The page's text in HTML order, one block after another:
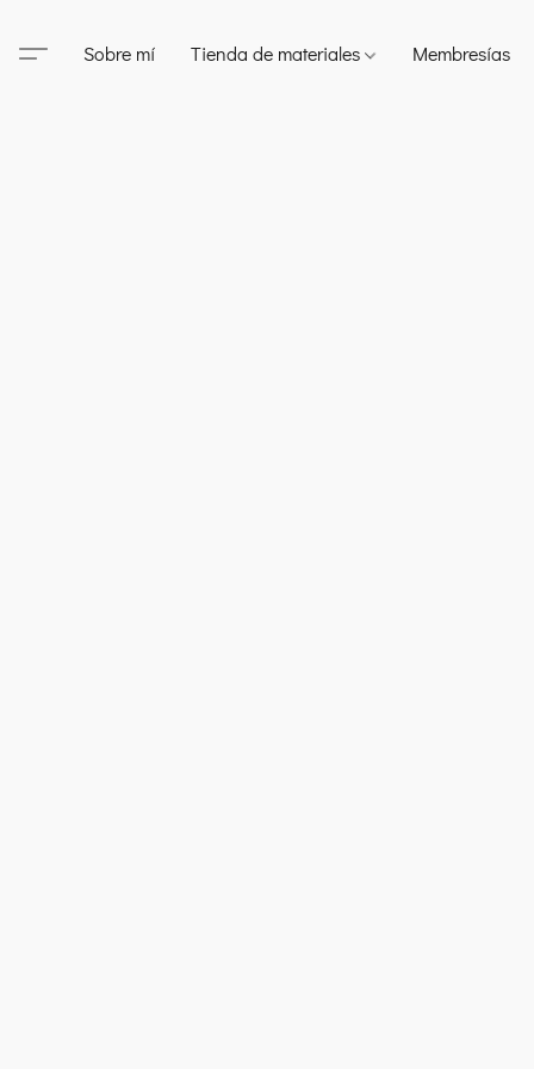
Sobre mí Tienda de materiales Membresías